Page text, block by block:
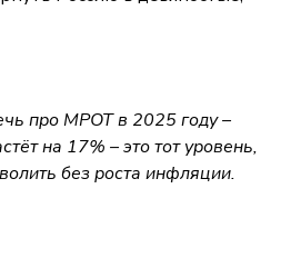
про МРОТ в 2025 году –
на 17% – это тот уровень,
без роста инфляции.